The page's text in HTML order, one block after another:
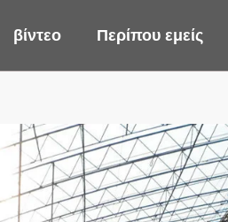
βίντεο Περίπου εμείς